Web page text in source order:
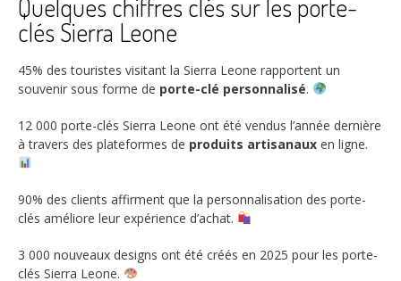
Quelques chiffres clés sur les porte-
clés Sierra Leone
45% des touristes visitant la Sierra Leone rapportent un
souvenir sous forme de porte-clé personnalisé.
12 000 porte-clés Sierra Leone ont été vendus l’année dernière
à travers des plateformes de produits artisanaux en ligne.
90% des clients affirment que la personnalisation des porte-
clés améliore leur expérience d’achat.
3 000 nouveaux designs ont été créés en 2025 pour les porte-
clés Sierra Leone.